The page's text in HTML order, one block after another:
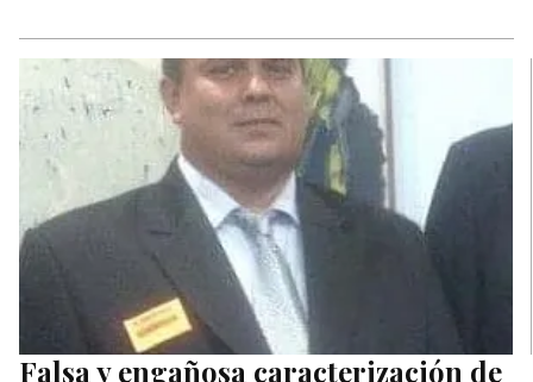
Falsa y engañosa caracterización de